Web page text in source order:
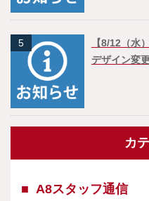
5
【8/12（水
デザイン変
カ
A8スタッフ通信